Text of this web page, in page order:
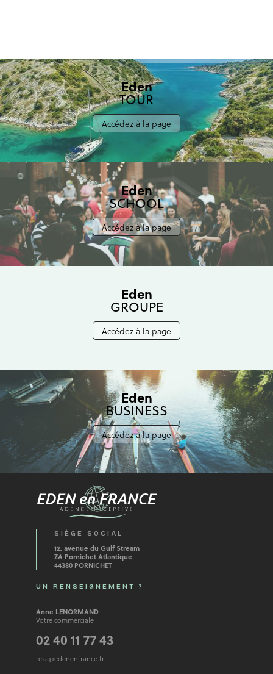
Eden
TOUR
Accédez à la page
Eden
SCHOOL
Accédez à la page
Eden
GROUPE
Accédez à la page
Eden
BUSINESS
Accédez à la page
SIÈGE SOCIAL
12, avenue du Gulf Stream
ZA Pornichet Atlantique
44380 PORNICHET
UN RENSEIGNEMENT ?
Anne LENORMAND
Votre commerciale
02 40 11 77 43
resa@edenenfrance.fr